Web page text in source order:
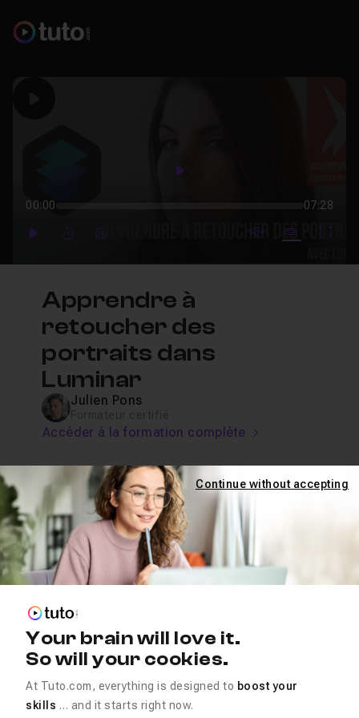
Play
00:00 07:28
PlayForwardForward mute video
Subtitles
Apprendre à
retoucher des
portraits dans
Luminar
Julien Pons
Accéder à la formation complète